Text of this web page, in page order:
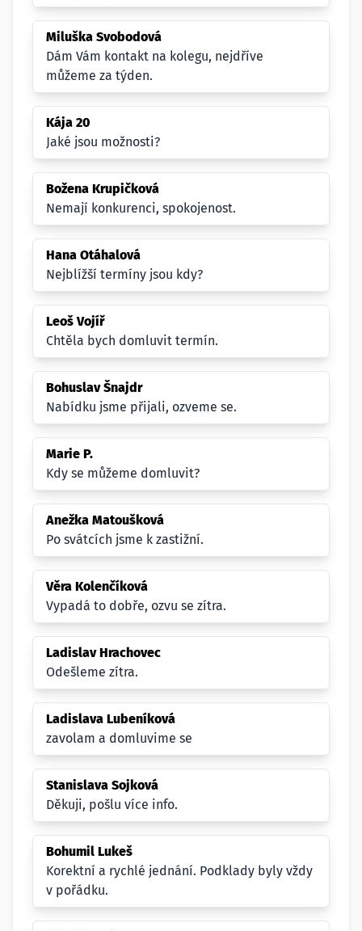
Miluška Svobodová
Dám Vám kontakt na kolegu, nejdříve
můžeme za týden.
Kája 20
Jaké jsou možnosti?
Božena Krupičková
Nemají konkurenci, spokojenost.
Hana Otáhalová
Nejblížší termíny jsou kdy?
Leoš Vojíř
Chtěla bych domluvit termín.
Bohuslav Šnajdr
Nabídku jsme přijali, ozveme se.
Marie P.
Kdy se můžeme domluvit?
Anežka Matoušková
Po svátcích jsme k zastižní.
Věra Kolenčíková
Vypadá to dobře, ozvu se zítra.
Ladislav Hrachovec
Odešleme zítra.
Ladislava Lubeníková
zavolam a domluvime se
Stanislava Sojková
Děkuji, pošlu více info.
Bohumil Lukeš
Korektní a rychlé jednání. Podklady byly vždy
v pořádku.